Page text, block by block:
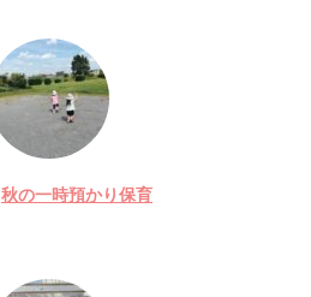
秋の一時預かり保育